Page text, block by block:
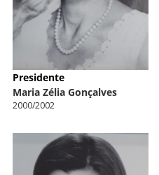
Presidente
Maria Zélia Gonçalves
2000/2002